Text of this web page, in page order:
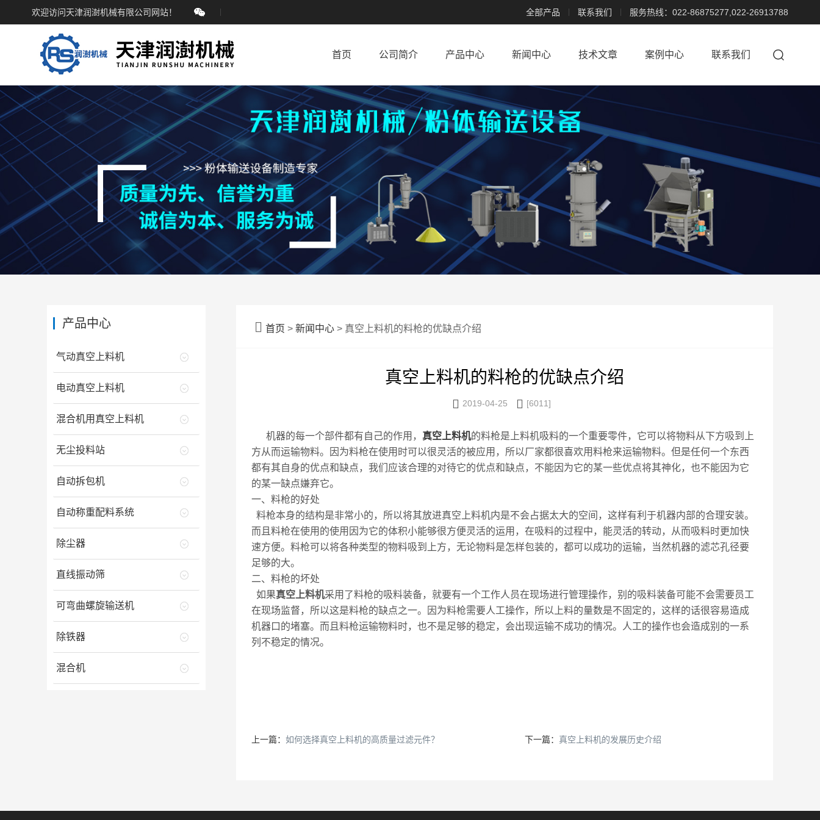
欢迎访问天津润澍机械有限公司网站！ 全部产品 联系我们 服务热线：022-86875277,022-26913788
首页 公司简介 产品中心 新闻中心 技术文章 案例中心 联系我们
 首页 > 新闻中心 > 真空上料机的料枪的优缺点介绍
真空上料机的料枪的优缺点介绍
 2019-04-25  [6011]
机器的每一个部件都有自己的作用， 真空上料机的料枪是上料机吸料的一个重要零件，它可以将物料从下方吸到上
方从而运输物料。因为料枪在使用时可以很灵活的被应用，所以厂家都很喜欢用料枪来运输物料。但是任何一个东西
都有其自身的优点和缺点，我们应该合理的对待它的优点和缺点，不能因为它的某一些优点将其神化，也不能因为它
的某一缺点嫌弃它。
一、料枪的好处
料枪本身的结构是非常小的，所以将其放进真空上料机内是不会占据太大的空间，这样有利于机器内部的合理安装。
而且料枪在使用的使用因为它的体积小能够很方便灵活的运用，在吸料的过程中，能灵活的转动，从而吸料时更加快
速方便。料枪可以将各种类型的物料吸到上方，无论物料是怎样包装的，都可以成功的运输，当然机器的滤芯孔径要
足够的大。
二、料枪的坏处
如果真空上料机采用了料枪的吸料装备，就要有一个工作人员在现场进行管理操作，别的吸料装备可能不会需要员工
在现场监督，所以这是料枪的缺点之一。因为料枪需要人工操作，所以上料的量数是不固定的，这样的话很容易造成
机器口的堵塞。而且料枪运输物料时，也不是足够的稳定，会出现运输不成功的情况。人工的操作也会造成别的一系
列不稳定的情况。
上一篇： 如何选择真空上料机的高质量过滤元件？ 下一篇：真空上料机的发展历史介绍
产品中心
气动真空上料机
电动真空上料机
混合机用真空上料机
无尘投料站
自动拆包机
自动称重配料系统
除尘器
直线振动筛
可弯曲螺旋输送机
除铁器
混合机